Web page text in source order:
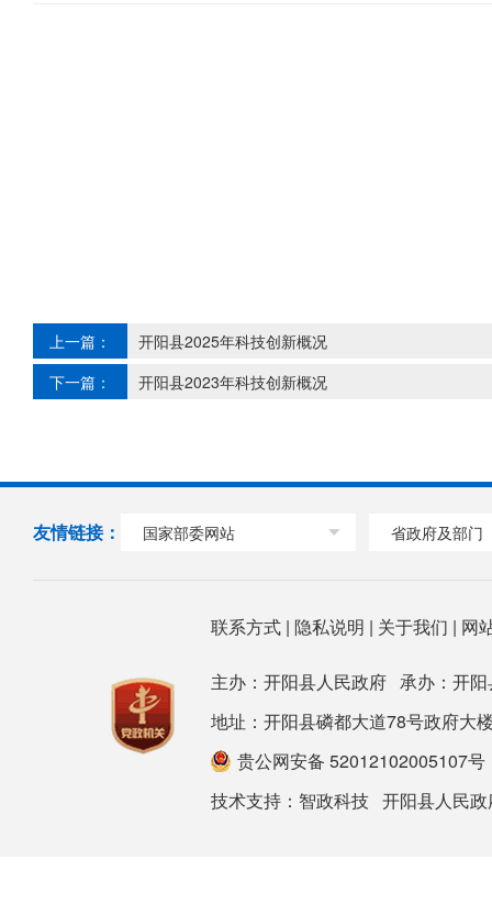
上一篇：
开阳县2025年科技创新概况
下一篇：
开阳县2023年科技创新概况
友情链接： 国家部委网站 省政府及部门
联系方式| 隐私说明 | 关于我们 | 网
主办：开阳县人民政府 承办：开
地址：开阳县磷都大道78号政府
贵公网安备 52012102005107号
技术支持： 智政科技 开阳县人民